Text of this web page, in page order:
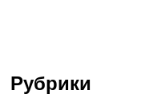
Рубрики